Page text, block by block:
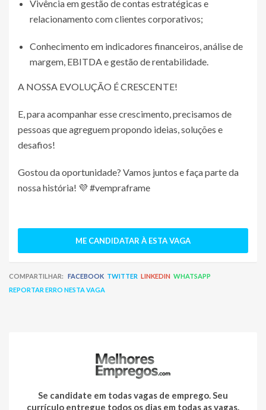
Vivência em gestão de contas estratégicas e
relacionamento com clientes corporativos;
Conhecimento em indicadores financeiros, análise de
margem, EBITDA e gestão de rentabilidade.
A NOSSA EVOLUÇÃO É CRESCENTE!
E, para acompanhar esse crescimento, precisamos de
pessoas que agreguem propondo ideias, soluções e
desafios!
Gostou da oportunidade? Vamos juntos e​ faça parte da
nossa história! 💜 #vempraframe
ME CANDIDATAR À ESTA VAGA
COMPARTILHAR: FACEBOOK TWITTER LINKEDIN WHATSAPP
REPORTAR ERRO NESTA VAGA
Se candidate em todas vagas de emprego. Seu
currículo entregue todos os dias em todas as vagas.